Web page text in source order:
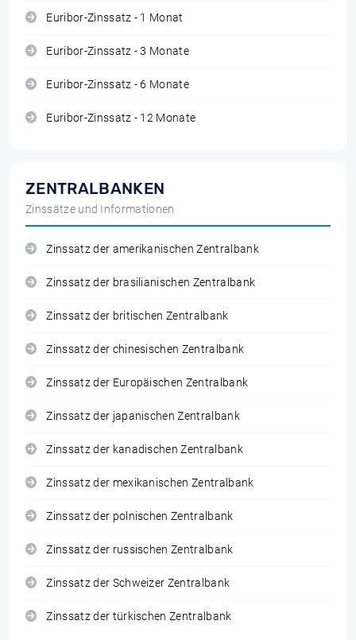
Euribor-Zinssatz - 1 Monat
Euribor-Zinssatz - 3 Monate
Euribor-Zinssatz - 6 Monate
Euribor-Zinssatz - 12 Monate
ZENTRALBANKEN
Zinssätze und Informationen
Zinssatz der amerikanischen Zentralbank
Zinssatz der brasilianischen Zentralbank
Zinssatz der britischen Zentralbank
Zinssatz der chinesischen Zentralbank
Zinssatz der Europäischen Zentralbank
Zinssatz der japanischen Zentralbank
Zinssatz der kanadischen Zentralbank
Zinssatz der mexikanischen Zentralbank
Zinssatz der polnischen Zentralbank
Zinssatz der russischen Zentralbank
Zinssatz der Schweizer Zentralbank
Zinssatz der türkischen Zentralbank